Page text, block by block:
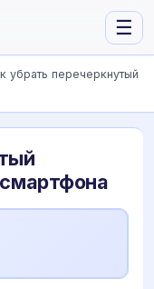
☰
убрать перечеркнутый